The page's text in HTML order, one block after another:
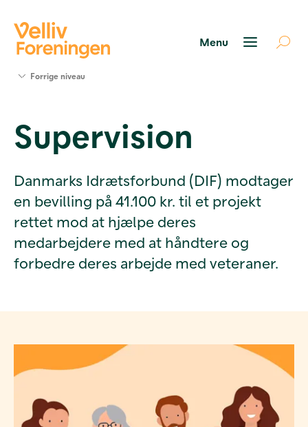
Værktøjer
og viden
Foreningen
Kontakt
os
Forrige niveau
Supervision
Danmarks Idrætsforbund (DIF) modtager
en bevilling på 41.100 kr. til et projekt
rettet mod at hjælpe deres
medarbejdere med at håndtere og
forbedre deres arbejde med veteraner.